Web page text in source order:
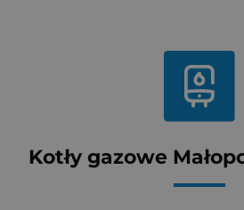
Kotły gazowe